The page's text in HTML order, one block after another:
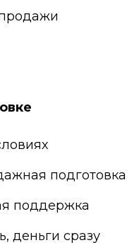
подготовка
поддержка
деньги сразу